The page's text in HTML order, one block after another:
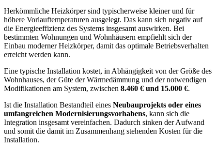
Herkömmliche Heizkörper sind typischerweise kleiner und für
höhere Vorlauftemperaturen ausgelegt. Das kann sich negativ auf
die Energieeffizienz des Systems insgesamt auswirken. Bei
bestimmten Wohnungen und Wohnhäusern empfiehlt sich der
Einbau moderner Heizkörper, damit das optimale Betriebsverhalten
erreicht werden kann.
Eine typische Installation kostet, in Abhängigkeit von der Größe des
Wohnhauses, der Güte der Wärmedämmung und der notwendigen
Modifikationen am System, zwischen 8.460 € und 15.000 €.
Ist die Installation Bestandteil eines Neubauprojekts oder eines
umfangreichen Modernisierungsvorhabens, kann sich die
Integration insgesamt vereinfachen. Dadurch sinken der Aufwand
und somit die damit im Zusammenhang stehenden Kosten für die
Installation.